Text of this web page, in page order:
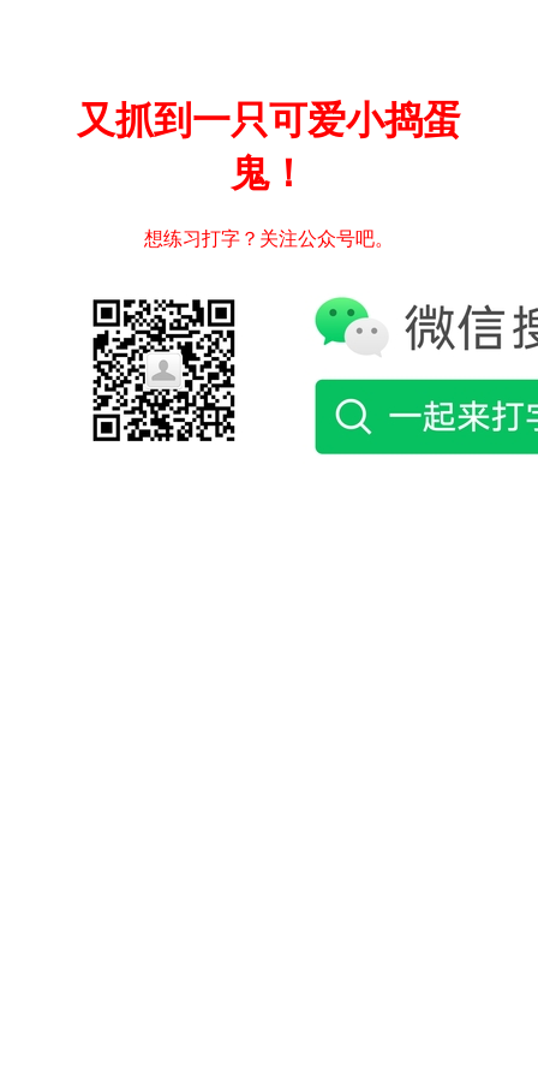
又抓到一只可爱小捣蛋
鬼！
想练习打字？关注公众号吧。